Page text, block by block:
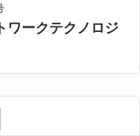
ワークテクノロジ